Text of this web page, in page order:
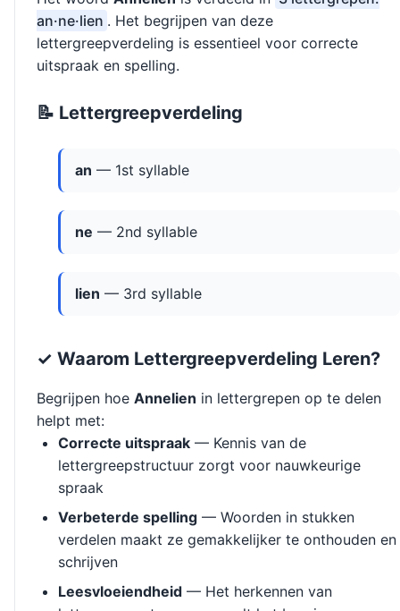
an·ne·lien . Het begrijpen van deze
lettergreepverdeling is essentieel voor correcte
uitspraak en spelling.
📝 Lettergreepverdeling
an — 1st syllable
ne — 2nd syllable
lien — 3rd syllable
✓ Waarom Lettergreepverdeling Leren?
Begrijpen hoe Annelien in lettergrepen op te delen
helpt met:
Correcte uitspraak — Kennis van de
lettergreepstructuur zorgt voor nauwkeurige
spraak
Verbeterde spelling — Woorden in stukken
verdelen maakt ze gemakkelijker te onthouden en
schrijven
Leesvloeiendheid — Het herkennen van